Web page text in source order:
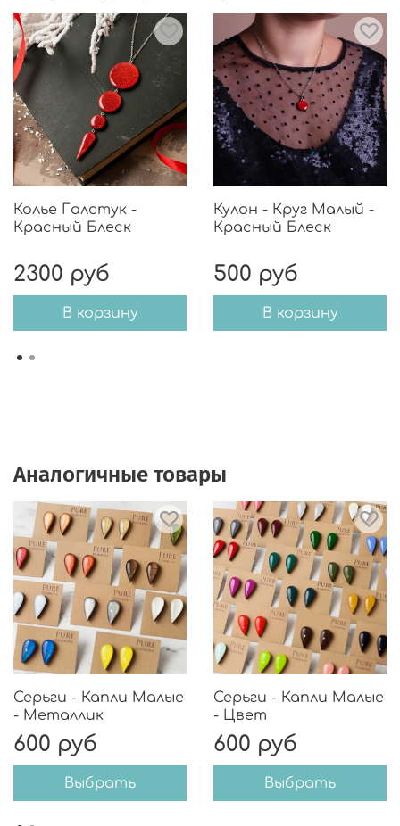
Колье Галстук -
Красный Блеск
2300 руб
В корзину
Кулон - Круг Малый -
Красный Блеск
500 руб
В корзину
Аналогичные товары
Серьги - Капли Малые
- Металлик
600 руб
Выбрать
Серьги - Капли Малые
- Цвет
600 руб
Выбрать